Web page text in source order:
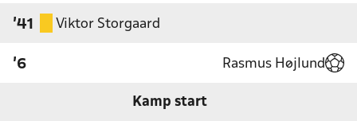
'41 Viktor Storgaard
'6 Rasmus Højlund
Kamp start